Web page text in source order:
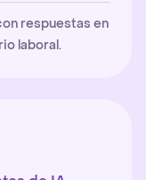
respuestas en
laboral.